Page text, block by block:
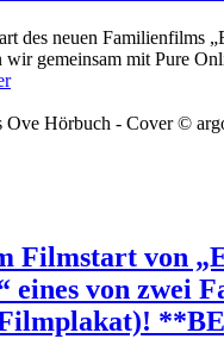
des neuen Familienfilms
wir gemeinsam mit Pure
Filmstart von
eines von zwei